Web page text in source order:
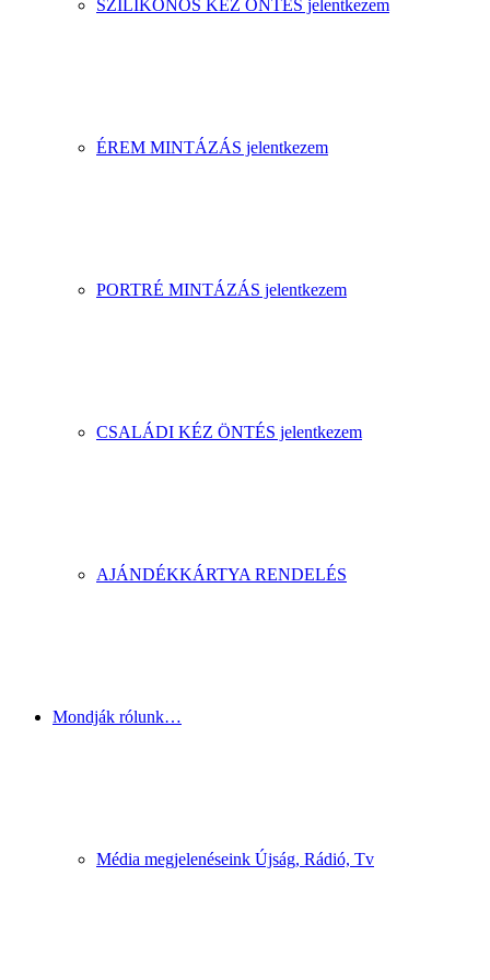
SZILIKONOS KÉZ ÖNTÉS jelentkezem
ÉREM MINTÁZÁS jelentkezem
PORTRÉ MINTÁZÁS jelentkezem
CSALÁDI KÉZ ÖNTÉS jelentkezem
AJÁNDÉKKÁRTYA RENDELÉS
Mondják rólunk…
Média megjelenéseink Újság, Rádió, Tv